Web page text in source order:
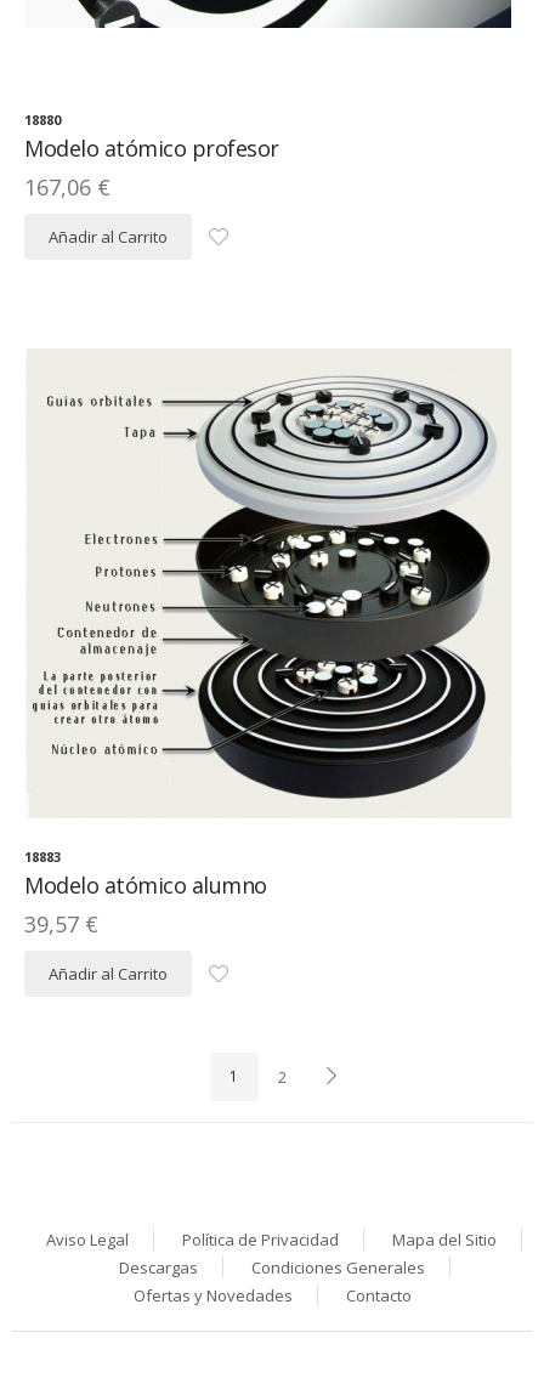
18880
Modelo atómico profesor
167,06 €
Añadir al Carrito
18883
Modelo atómico alumno
39,57 €
Añadir al Carrito
1 2
Aviso Legal Política de Privacidad
Mapa del Sitio
Descargas
Condiciones Generales
Ofertas y Novedades
Contacto